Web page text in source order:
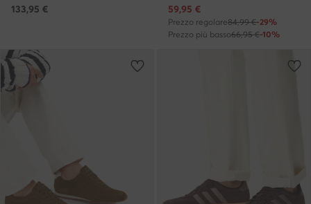
133,95 € Prezzo attuale
59,95 €
Prezzo regolare84,99 €-29%
Prezzo più basso66,95 €-10%